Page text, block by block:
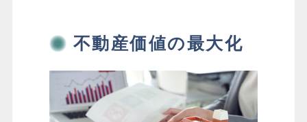
不動産価値の最大化